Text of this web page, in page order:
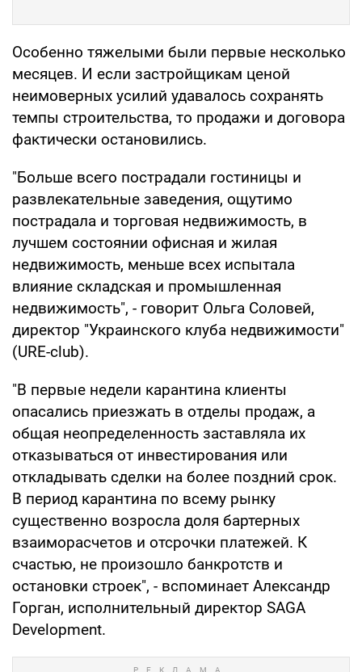
Особенно тяжелыми были первые несколько
месяцев. И если застройщикам ценой
неимоверных усилий удавалось сохранять
темпы строительства, то продажи и договора
фактически остановились.
"Больше всего пострадали гостиницы и
развлекательные заведения, ощутимо
пострадала и торговая недвижимость, в
лучшем состоянии офисная и жилая
недвижимость, меньше всех испытала
влияние складская и промышленная
недвижимость", - говорит Ольга Соловей,
директор "Украинского клуба недвижимости"
(URE-club).
"В первые недели карантина клиенты
опасались приезжать в отделы продаж, а
общая неопределенность заставляла их
отказываться от инвестирования или
откладывать сделки на более поздний срок.
В период карантина по всему рынку
существенно возросла доля бартерных
взаиморасчетов и отсрочки платежей. К
счастью, не произошло банкротств и
остановки строек", - вспоминает Александр
Горган, исполнительный директор SAGA
Development.